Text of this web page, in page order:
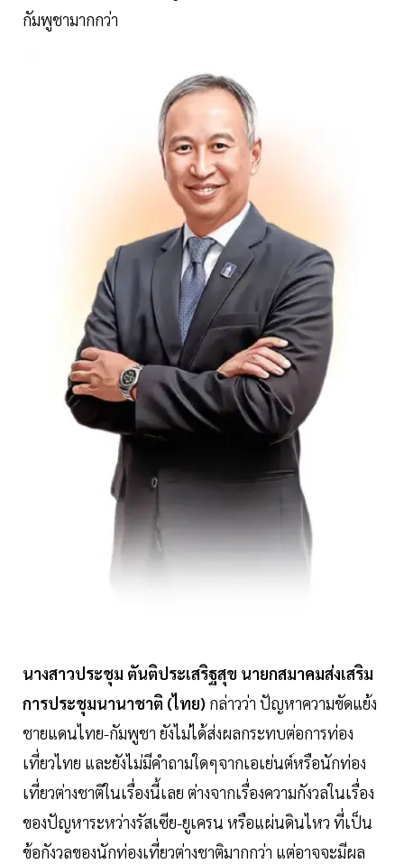
กัมพูชามากกว่า
นางสาวประชุม ตันติประเสริฐสุข นายกสมาคมส่งเสริม
การประชุมนานาชาติ (ไทย) กล่าวว่า ปัญหาความขัดแย้ง
ชายแดนไทย-กัมพูชา ยังไม่ได้ส่งผลกระทบต่อการท่อง
เที่ยวไทย และยังไม่มีคำถามใดๆจากเอเย่นต์หรือนักท่อง
เที่ยวต่างชาติในเรื่องนี้เลย ต่างจากเรื่องความกังวลในเรื่อง
ของปัญหาระหว่างรัสเซีย-ยูเครน หรือแผ่นดินไหว ที่เป็น
ข้อกังวลของนักท่องเที่ยวต่างชาติมากกว่า แต่อาจจะมีผล